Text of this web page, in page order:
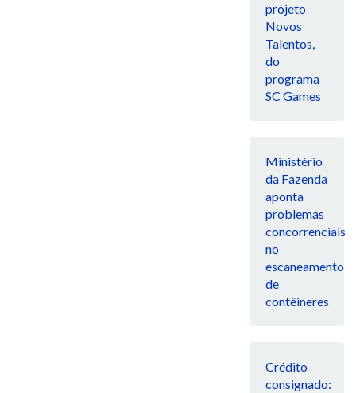
projeto
Novos
Talentos,
do
programa
SC Games
Ministério
da Fazenda
aponta
problemas
concorrenciais
no
escaneamento
de
contêineres
Crédito
consignado: